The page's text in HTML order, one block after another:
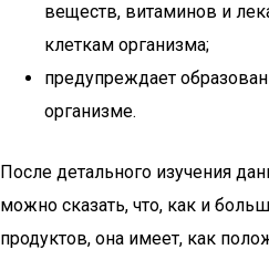
веществ, витаминов и
клеткам организма;
предупреждает
организме.
После детального изучения
можно сказать, что, как и
продуктов, она имеет, как